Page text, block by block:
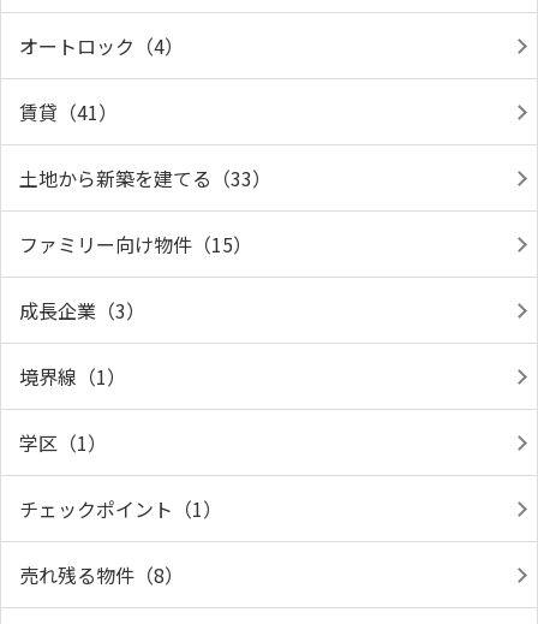
オートロック（4）
賃貸（41）
土地から新築を建てる（33）
ファミリー向け物件（15）
成長企業（3）
境界線（1）
学区（1）
チェックポイント（1）
売れ残る物件（8）